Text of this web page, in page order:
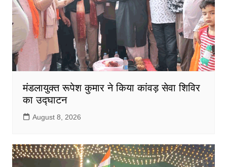
मंडलायुक्त रूपेश कुमार ने किया कांवड़ सेवा शिविर
का उद्घाटन
August 8, 2026